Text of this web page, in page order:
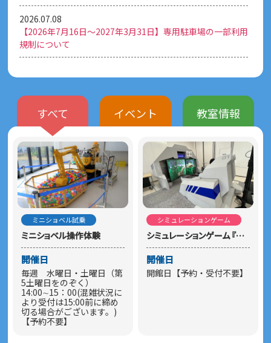
2026.07.08
【2026年7月16日～2027年3月31日】専用駐車場の一部利用
規制について
（2026/6/1より）
2026.04.24
夏季の930E＆PC4000運転席搭乗体験について（縮小運営お
よび中止基準のお知らせ）
2026.04.09
2026年度 夏季休館のお知らせ
2026.04.09
930Eの ベッセル(荷台) 上昇時間変更について（2026年4月1
日より）
2026.04.09
2026年度ゴールデンウィーク期間休館のお知らせ
2026.03.24
【こまつの杜売店】グッズの返品・交換について
すべて イベント 教室情報
ミニショベル試乗
ミニショベル操作体験
開催日
毎週 水曜日・土曜日（第
5土曜日をのぞく）
14:00∼15：00(混雑状況に
より受付は15:00前に締め
切る場合がございます。)
【予約不要】
シミュレーションゲーム
シミュレーションゲーム 『ここほれ！PC4000』
開催日
開館日【予約・受付不要】